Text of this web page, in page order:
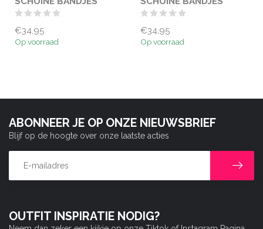
€34,95
Op voorraad
€34,95
Op voorraad
OUTFIT INSPIRATIE NODIG?
ABONNEER JE OP ONZE NIEUWSBRIEF
Blijf op de hoogte over onze laatste acties